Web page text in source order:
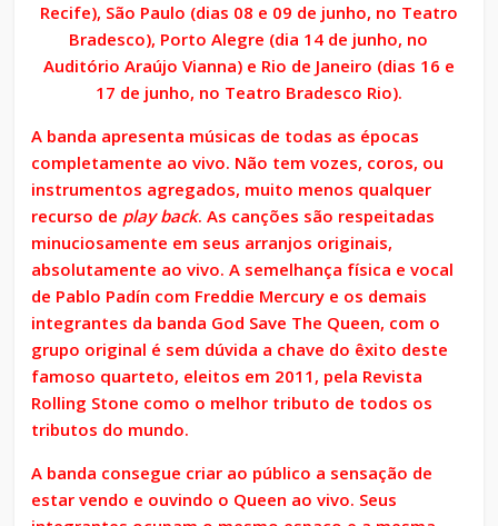
Recife), São Paulo (dias 08 e 09 de junho, no Teatro
Bradesco), Porto Alegre (dia 14 de junho, no
Auditório Araújo Vianna) e Rio de Janeiro (dias 16 e
17 de junho, no Teatro Bradesco Rio).
A banda apresenta músicas de todas as épocas
completamente ao vivo. Não tem vozes, coros, ou
instrumentos agregados, muito menos qualquer
recurso de play back. As canções são respeitadas
minuciosamente em seus arranjos originais,
absolutamente ao vivo. A semelhança física e vocal
de Pablo Padín com Freddie Mercury e os demais
integrantes da banda God Save The Queen, com o
grupo original é sem dúvida a chave do êxito deste
famoso quarteto, eleitos em 2011, pela Revista
Rolling Stone como o melhor tributo de todos os
tributos do mundo.
A banda consegue criar ao público a sensação de
estar vendo e ouvindo o Queen ao vivo. Seus